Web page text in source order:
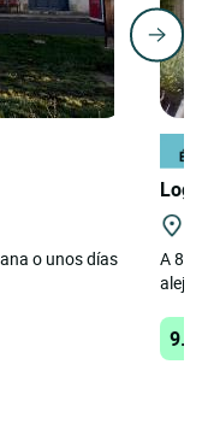
o unos días
A